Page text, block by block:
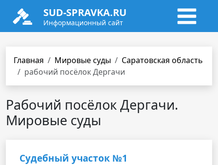
SUD-SPRAVKA.RU
Информационный сайт
Главная Мировые суды
Саратовская область
рабочий посёлок Дергачи
Рабочий посёлок Дергачи.
Мировые суды
Судебный участок №1